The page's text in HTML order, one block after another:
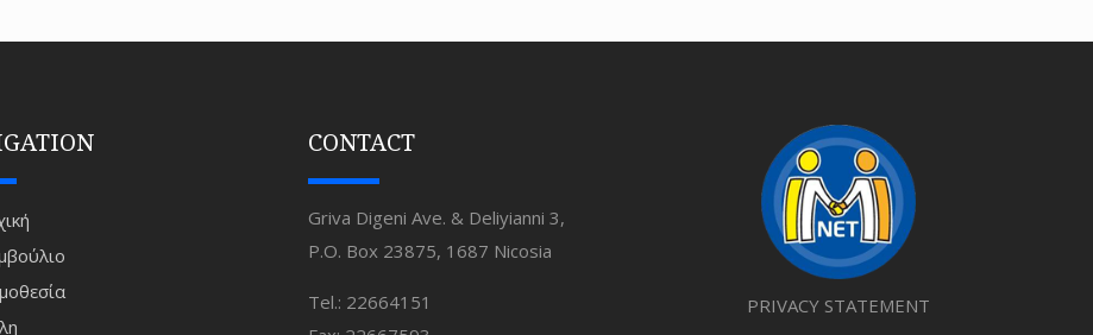
CONTACT
Griva Digeni Ave. & Deliyianni 3,
P.O. Box 23875, 1687 Nicosia
Tel.: 22664151
PRIVACY STATEMENT